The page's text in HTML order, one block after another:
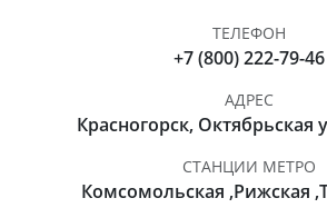
ТЕЛЕФОН
+7 (800) 222-79-46
АДРЕС
Красногорск, Октябрьская
СТАНЦИИ МЕТРО
Комсомольская ,Рижская